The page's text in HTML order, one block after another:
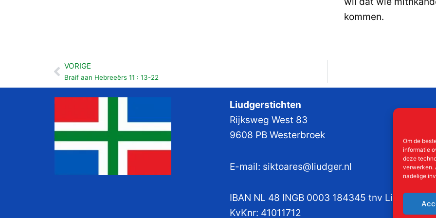
Om de
informatie
deze
verwerken.
nadelige
kommen.
Vorige
VORIGE
Braif aan Hebreeërs 11 : 13-22
Liudgerstichten
Rijksweg West 83
9608 PB Westerbroek
E-mail: siktoares@liudger.nl
IBAN NL 48 INGB 0003 184345 tnv
KvKnr: 41011712